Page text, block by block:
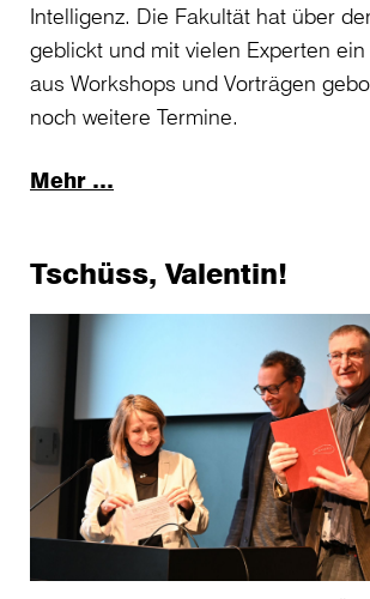
Intelligenz. Die Fakultät hat über
geblickt und mit vielen Experten
aus Workshops und Vorträgen
noch weitere Termine.
Mehr …
Tschüss, Valentin!